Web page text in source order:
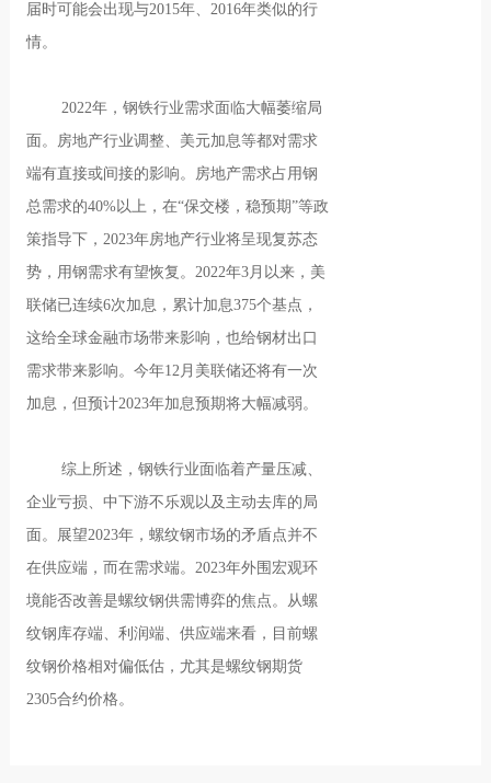
届时可能会出现与2015年、2016年类似的行
情。
2022年，钢铁行业需求面临大幅萎缩局
面。房地产行业调整、美元加息等都对需求
端有直接或间接的影响。房地产需求占用钢
总需求的40%以上，在“保交楼，稳预期”等政
策指导下，2023年房地产行业将呈现复苏态
势，用钢需求有望恢复。2022年3月以来，美
联储已连续6次加息，累计加息375个基点，
这给全球金融市场带来影响，也给钢材出口
需求带来影响。今年12月美联储还将有一次
加息，但预计2023年加息预期将大幅减弱。
综上所述，钢铁行业面临着产量压减、
企业亏损、中下游不乐观以及主动去库的局
面。展望2023年，螺纹钢市场的矛盾点并不
在供应端，而在需求端。2023年外围宏观环
境能否改善是螺纹钢供需博弈的焦点。从螺
纹钢库存端、利润端、供应端来看，目前螺
纹钢价格相对偏低估，尤其是螺纹钢期货
2305合约价格。